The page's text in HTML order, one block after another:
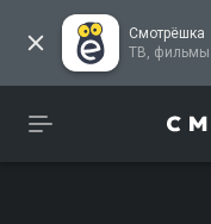
Смотрёшка